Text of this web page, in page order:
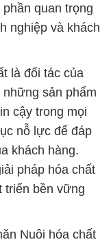
quan trọng
nghiệp và khách
là đối tác của
sản phẩm
cậy trong mọi
nỗ lực để đáp
khách hàng.
pháp hóa chất
triển bền vững
Nuôi hóa chất